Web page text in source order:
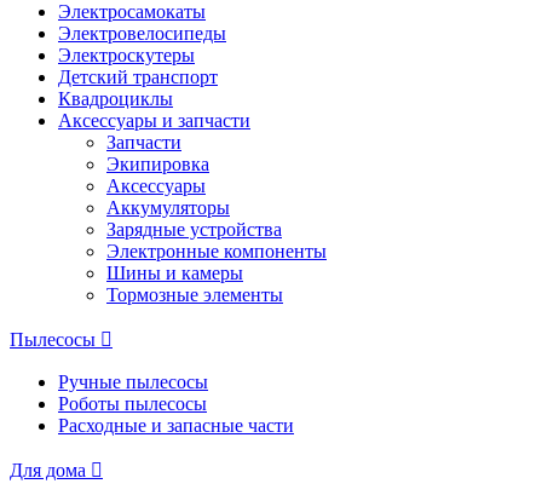
Электросамокаты
Электровелосипеды
Электроскутеры
Детский транспорт
Квадроциклы
Аксессуары и запчасти
Запчасти
Экипировка
Аксессуары
Аккумуляторы
Зарядные устройства
Электронные компоненты
Шины и камеры
Тормозные элементы
Пылесосы
Ручные пылесосы
Роботы пылесосы
Расходные и запасные части
Для дома